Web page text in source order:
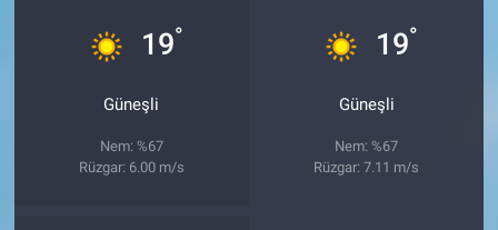
19°
Güneşli
Nem: %67
Rüzgar: 6.00 m/s
19°
Güneşli
Nem: %67
Rüzgar: 7.11 m/s